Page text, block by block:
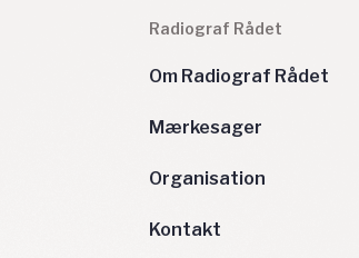
Radiograf Rådet
Om Radiograf Rådet
Mærkesager
Organisation
Kontakt